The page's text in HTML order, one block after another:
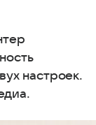
настроек.